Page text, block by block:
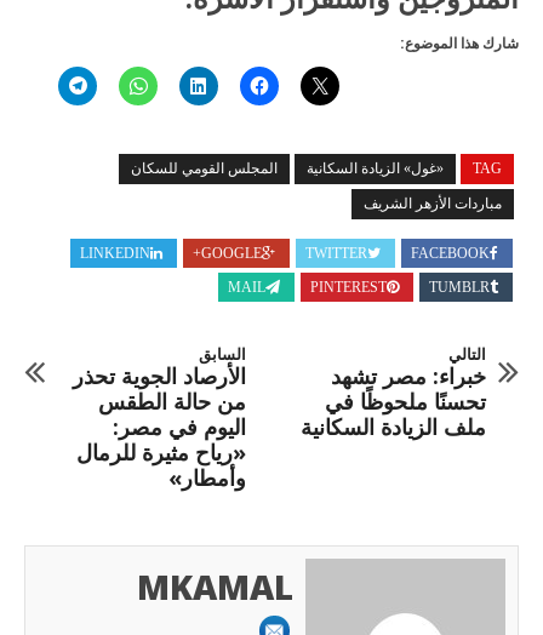
شارك هذا الموضوع:
TAG «غول» الزيادة السكانية المجلس القومي للسكان
مباردات الأزهر الشريف
FACEBOOK
TWITTER
GOOGLE+
LINKEDIN
TUMBLR
PINTEREST
MAIL
السابق
الأرصاد الجوية تحذر
من حالة الطقس
اليوم في مصر:
«رياح مثيرة للرمال
وأمطار»
التالي
خبراء: مصر تشهد
تحسنًا ملحوظًا في
ملف الزيادة السكانية
MKAMAL